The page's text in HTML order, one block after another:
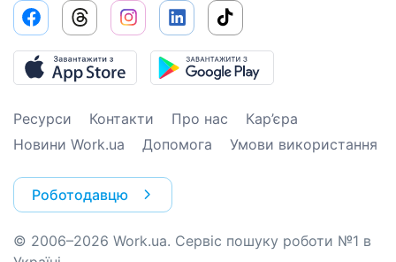
Ресурси Контакти Про нас
Кар’єра
Новини Work.ua
Допомога Умови використання
Роботодавцю
© 2006–2026 Work.ua. Сервіс пошуку роботи №1 в